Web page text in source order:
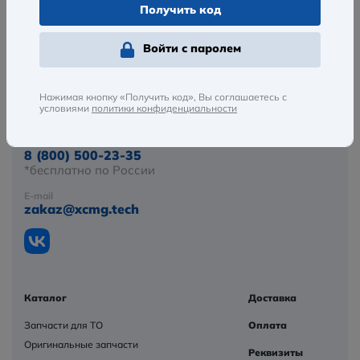
8 (800) 500-23-35
*бесплатно по России
E-mail
zakaz@xcmg.tech
Каталог
Запчасти для ТО
Оригинальные запчасти
Доставка
Оплата
Реквизиты
Войти с паролем
Нажимая кнопку «Получить код», Вы соглашаетесь с
условиями политики конфиденциальности